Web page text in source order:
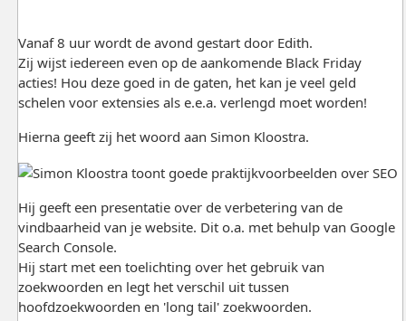
Vanaf 8 uur wordt de avond gestart door Edith.
Zij wijst iedereen even op de aankomende Black Friday
acties! Hou deze goed in de gaten, het kan je veel geld
schelen voor extensies als e.e.a. verlengd moet worden!
Hierna geeft zij het woord aan Simon Kloostra.
Hij geeft een presentatie over de verbetering van de
vindbaarheid van je website. Dit o.a. met behulp van Google
Search Console.
Hij start met een toelichting over het gebruik van
zoekwoorden en legt het verschil uit tussen
hoofdzoekwoorden en 'long tail' zoekwoorden.